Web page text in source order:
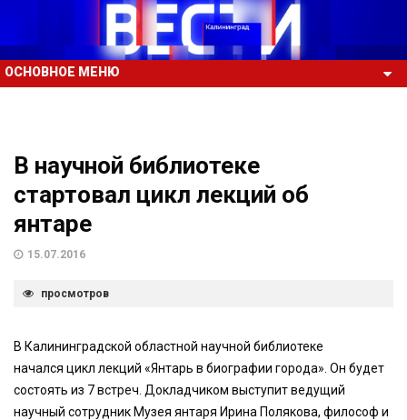
ОСНОВНОЕ МЕНЮ
В научной библиотеке
стартовал цикл лекций об
янтаре
15.07.2016
просмотров
В Калининградской областной научной библиотеке
начался цикл лекций «Янтарь в биографии города». Он будет
состоять из 7 встреч. Докладчиком выступит ведущий
научный сотрудник Музея янтаря Ирина Полякова, философ и